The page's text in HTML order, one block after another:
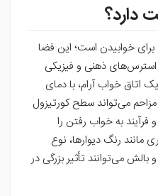
دارد؟
خوابیدن است؛ این فضا
استرس‌های ذهنی و فیزیکی
خواب آرام، با دمای
می‌تواند سطح کورتیزول
به خواب رفتن را
مانند رنگ دیوارها، نوع
می‌توانند تأثیر بزرگی در